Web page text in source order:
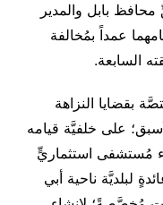
بابل والمدير
عمداً بمُخالفة
السابعة.
بقضايا النزاهة
على خلفيَّة قيامه
مُستشفى استثماريٍّ
لبلديَّة ناحية أبي